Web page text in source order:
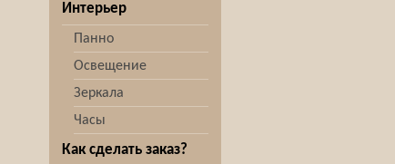
Интерьер
Панно
Освещение
Зеркала
Часы
Как сделать заказ?